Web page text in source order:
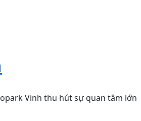
Vinh thu hút sự quan tâm lớn